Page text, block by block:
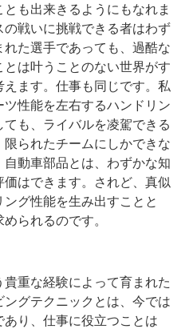
も出来きるようにもなれま
戦いに挑戦できる者はわず
た選手であっても、過酷な
は叶うことのない世界がす
ます。仕事も同じです。私
性能を左右するハンドリン
も、ライバルを凌駕できる
られたチームにしかできな
動車部品とは、わずかな知
はできます。されど、真似
グ性能を生み出すことと
られるのです。
重な経験によって育まれた
グテクニックとは、今では
り、仕事に役立つことは